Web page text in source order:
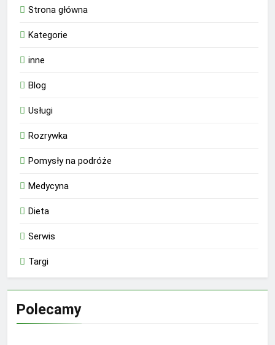
Strona główna
Kategorie
inne
Blog
Usługi
Rozrywka
Pomysły na podróże
Medycyna
Dieta
Serwis
Targi
Polecamy